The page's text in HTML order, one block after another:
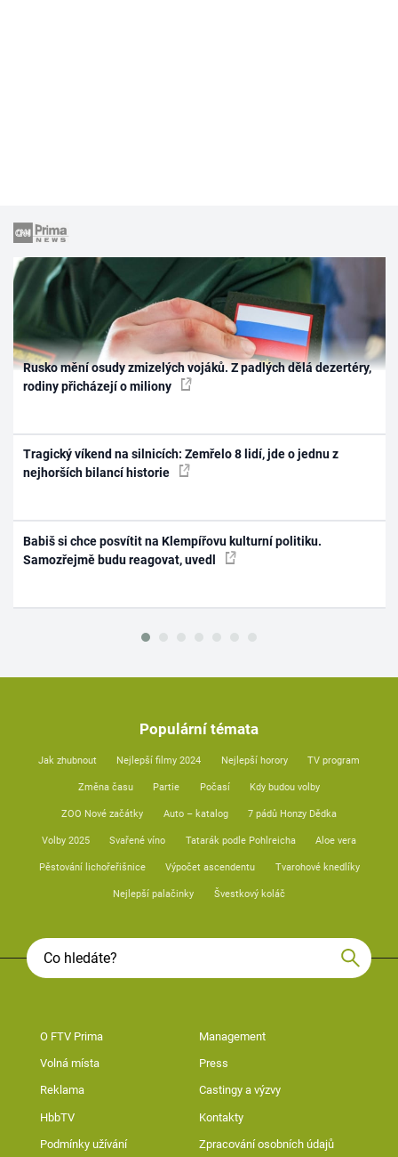
Rusko mění osudy zmizelých vojáků. Z padlých dělá dezertéry,
rodiny přicházejí o miliony
Tragický víkend na silnicích: Zemřelo 8 lidí, jde o jednu z
nejhorších bilancí historie
Babiš si chce posvítit na Klempířovu kulturní politiku.
Samozřejmě budu reagovat, uvedl
Populární témata
Jak zhubnout Nejlepší filmy 2024 Nejlepší horory TV program
Změna času Partie Počasí Kdy budou volby
ZOO Nové začátky Auto – katalog 7 pádů Honzy Dědka
Volby 2025 Svařené víno Tatarák podle Pohlreicha Aloe vera
Pěstování lichořeřišnice Výpočet ascendentu Tvarohové knedlíky
Nejlepší palačinky Švestkový koláč
O FTV Prima Management
Volná místa Press
Reklama Castingy a výzvy
HbbTV Kontakty
Podmínky užívání Zpracování osobních údajů